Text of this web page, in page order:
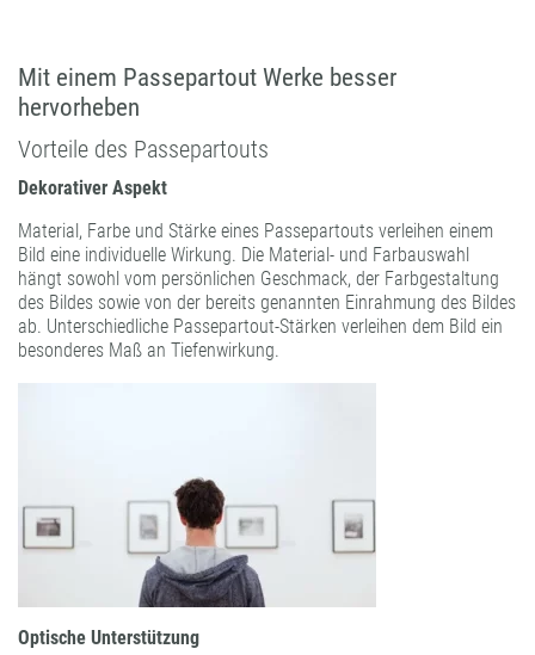
Mit einem Passepartout Werke besser
hervorheben
Vorteile des Passepartouts
Dekorativer Aspekt
Material, Farbe und Stärke eines Passepartouts verleihen einem
Bild eine individuelle Wirkung. Die Material- und Farbauswahl
hängt sowohl vom persönlichen Geschmack, der Farbgestaltung
des Bildes sowie von der bereits genannten Einrahmung des Bildes
ab. Unterschiedliche Passepartout-Stärken verleihen dem Bild ein
besonderes Maß an Tiefenwirkung.
Optische Unterstützung